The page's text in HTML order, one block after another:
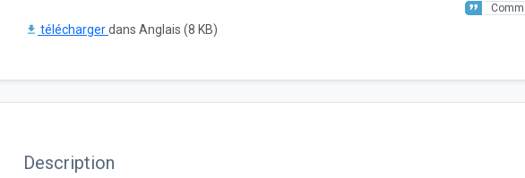
téléchargerdans Anglais (8 KB)
Description